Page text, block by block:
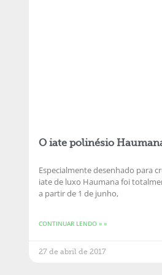
O iate polinésio
Especialmente desenhado para
iate de luxo Haumana foi
a partir de 1 de junho,
CONTINUAR LENDO » »
27 de abril de 2017